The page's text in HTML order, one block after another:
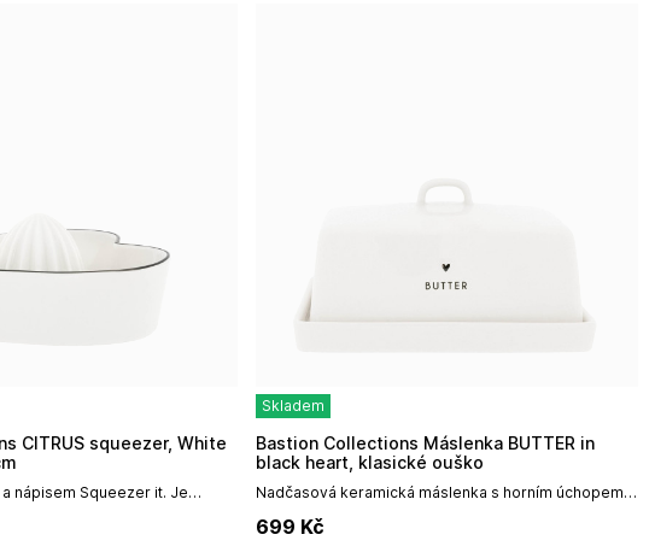
nápisem Squeezer it. Je
dózách,...
Skladem
Nadčasová keramická máslenka s horním úchopem
"BUTTER" od holandské firmy Bastion...
Bastion Collections Máslenka BUTTER in
black heart, klasické ouško
699 Kč